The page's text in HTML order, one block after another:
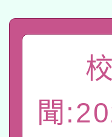
礎課程
A3數
「數
pilot」
薪期
轉知
聞